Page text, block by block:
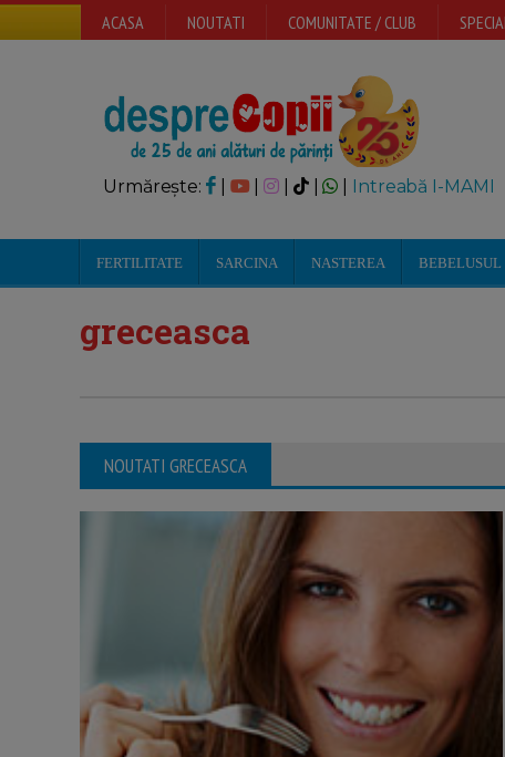
ACASA NOUTATI COMUNITATE / CLUB
Urmărește: | | Intreabă I-MAMI
FERTILITATE SARCINA NASTEREA BEBELUSUL
greceasca
NOUTATI GRECEASCA